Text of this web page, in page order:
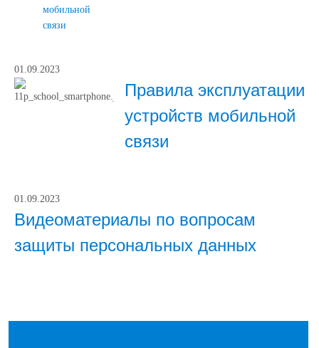
мобильной
связи
01.09.2023
Правила эксплуатации
устройств мобильной
связи
01.09.2023
Видеоматериалы по вопросам
защиты персональных данных